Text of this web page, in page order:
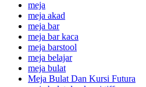
meja
meja akad
meja bar
meja bar kaca
meja barstool
meja belajar
meja bulat
Meja Bulat Dan Kursi Futura